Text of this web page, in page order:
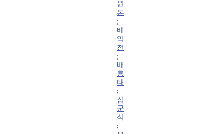
원
돈
;
배
익
천
;
배
홍
태
;
심
군
식
;